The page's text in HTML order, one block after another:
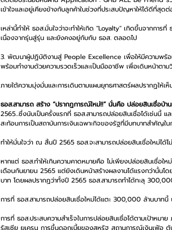
เข้าใจและอยู่เคียงข้างกับลูกค้าในช่วงที่ประสบปัญหาให้ได้ดีที่สุดต่
เหล่านี้ทำให้ ธอส.มั่นใจว่าจะทำให้เกิด "Loyalty" เกิดขึ้นจากกา
เนื่องจากรุ่นสู่รุ่น และยังคงอยู่กับกับ ธอส. ตลอดไป
3. พัฒนาผู้ปฏิบัติงานสู่ People Excellence เพื่อให้มีความพร้อ
พร้อมทำงานด้วยความรวดเร็วและเป็นมืออาชีพ เพื่อเดินหน้าตา
ภายใต้ความมุ่งมั่นและการเดินตามแผนยุทธศาสตร์ผลปรากฏให้เ
ธอส.สามารถ สร้าง “ปรากฏการณ์ใหม่!!” นั่นคือ ปล่อยสินเชื่อบ้า
2565...ซึ่งนับเป็นครั้งแรกที่ ธอส.สามารถปล่อยสินเชื่อได้เช่นนี้
สะท้อนการเป็นสถาบันการเงินเฉพาะกิจของรัฐที่มีบทบาทสำคัญใ
ทำให้มั่นใจว่า ณ สิ้นปี 2565 ธอส.จะสามารถปล่อยสินเชื่อใหม่ไ
หากแต่ ธอส.ทำให้เกินความคาดหมายคือ ไม่เพียงปล่อยสินเชื่อ
เดือนกันยายน 2565 แต่ยังเดินหน้าสร้างผลงานได้แรงกว่านั้นโ
บาท โดยผลปรากฏว่าทั้งปี 2565 ธอส.สามารถทำได้ทะลุ
การที่ ธอส.สามารถปล่อยสินเชื่อใหม่ได้แตะ 300,000 ล้านบาท
การที่ ธอส.ประสบความสำเร็จในการปล่อยสินเชื่อได้ตามเป้าหม
รัสเซีย ยูเครน การขึ้นดอกเบี้ยของสหรัฐ สถานการณ์เงินเฟ้อ